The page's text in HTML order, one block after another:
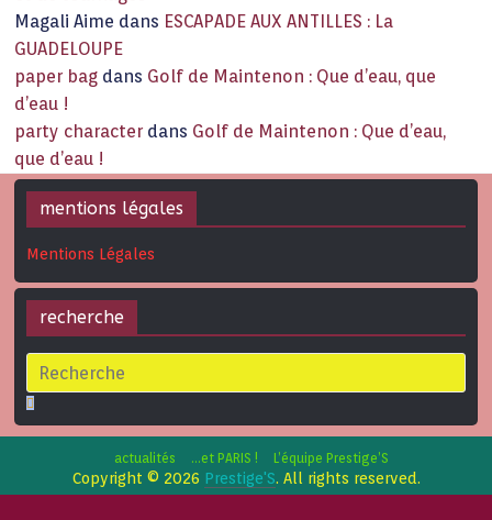
Magali Aime dans ESCAPADE AUX ANTILLES : La
GUADELOUPE
paper bag dans Golf de Maintenon : Que d’eau, que
d’eau !
party character dans Golf de Maintenon : Que d’eau,
que d’eau !
mentions légales
Mentions Légales
recherche
actualités …et PARIS ! L’équipe Prestige’S
Copyright © 2026 Prestige'S. All rights reserved.